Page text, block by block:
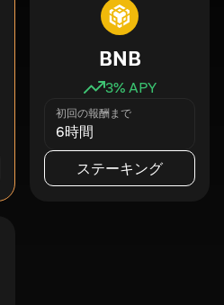
BNB
3% APY
初回の報酬まで
6時間
ステーキング